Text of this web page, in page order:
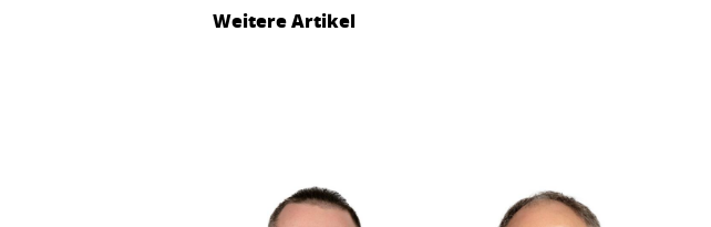
Weitere Artikel